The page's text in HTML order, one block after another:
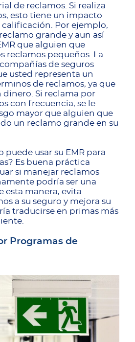
de reclamos. Si realiza
esto tiene un impacto
calificación. Por ejemplo,
grande y aun así
que alguien que
reclamos pequeños. La
de seguros
usted representa un
de reclamos, ya que
dinero. Si reclama por
con frecuencia, se le
mayor que alguien que
un reclamo grande en su
puede usar su EMR para
Es buena práctica
si manejar reclamos
podría ser una
esta manera, evita
a su seguro y mejora su
traducirse en primas más
Programas de